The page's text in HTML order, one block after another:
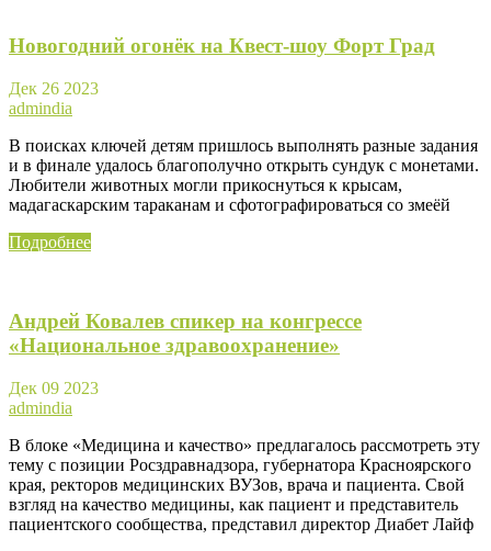
Новогодний огонёк на Квест-шоу Форт Град
Дек 26 2023
admindia
В поисках ключей детям пришлось выполнять разные задания
и в финале удалось благополучно открыть сундук с монетами.
Любители животных могли прикоснуться к крысам,
мадагаскарским тараканам и сфотографироваться со змеёй
Подробнее
Андрей Ковалев спикер на конгрессе
«Национальное здравоохранение»
Дек 09 2023
admindia
В блоке «Медицина и качество» предлагалось рассмотреть эту
тему с позиции Росздравнадзора, губернатора Красноярского
края, ректоров медицинских ВУЗов, врача и пациента. Свой
взгляд на качество медицины, как пациент и представитель
пациентского сообщества, представил директор Диабет Лайф